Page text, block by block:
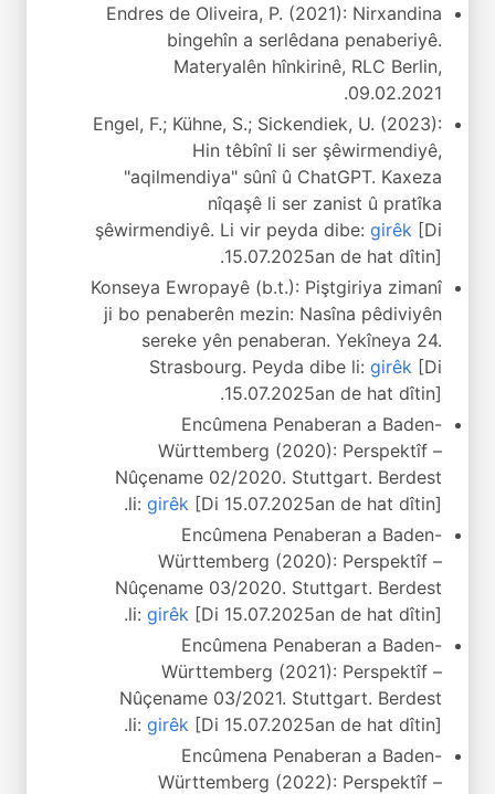
Endres de Oliveira, P. (2021): Nirxandina
bingehîn a serlêdana penaberiyê.
Materyalên hînkirinê, RLC Berlin,
09.02.2021.
Engel, F.; Kühne, S.; Sickendiek, U. (2023):
Hin têbînî li ser şêwirmendiyê,
"aqilmendiya" sûnî û ChatGPT. Kaxeza
nîqaşê li ser zanist û pratîka
şêwirmendiyê. Li vir peyda dibe: girêk [Di
15.07.2025an de hat dîtin].
Konseya Ewropayê (b.t.): Piştgiriya zimanî
ji bo penaberên mezin: Nasîna pêdiviyên
sereke yên penaberan. Yekîneya 24.
Strasbourg. Peyda dibe li: girêk [Di
15.07.2025an de hat dîtin].
Encûmena Penaberan a Baden-
Württemberg (2020): Perspektîf –
Nûçename 02/2020. Stuttgart. Berdest
li: girêk [Di 15.07.2025an de hat dîtin].
Encûmena Penaberan a Baden-
Württemberg (2020): Perspektîf –
Nûçename 03/2020. Stuttgart. Berdest
li: girêk [Di 15.07.2025an de hat dîtin].
Encûmena Penaberan a Baden-
Württemberg (2021): Perspektîf –
Nûçename 03/2021. Stuttgart. Berdest
li: girêk [Di 15.07.2025an de hat dîtin].
Encûmena Penaberan a Baden-
Württemberg (2022): Perspektîf –